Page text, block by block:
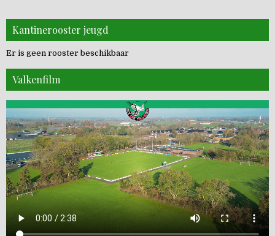
Kantinerooster jeugd
Er is geen rooster beschikbaar
Valkenfilm